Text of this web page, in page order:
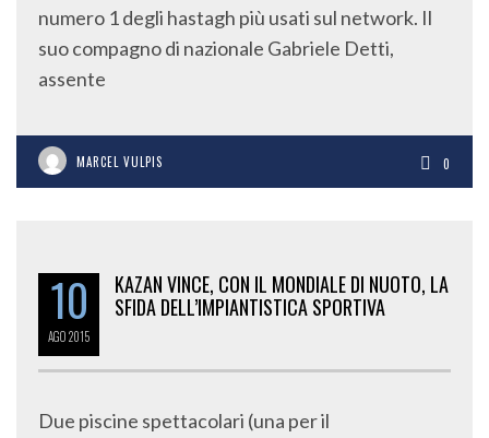
numero 1 degli hastagh più usati sul network. Il
suo compagno di nazionale Gabriele Detti,
assente
MARCEL VULPIS 0
10
AGO2015
KAZAN VINCE, CON IL MONDIALE DI NUOTO, LA
SFIDA DELL’IMPIANTISTICA SPORTIVA
Due piscine spettacolari (una per il